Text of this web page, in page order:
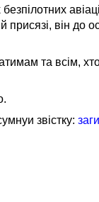
він до
та всім,
звістку: